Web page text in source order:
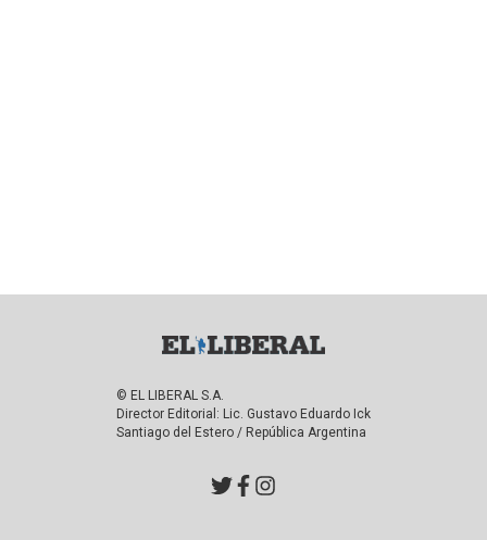
© EL LIBERAL S.A.
Director Editorial: Lic. Gustavo Eduardo Ick
Santiago del Estero / República Argentina